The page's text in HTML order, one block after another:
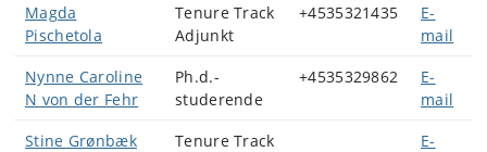
Magda
Pischetola
Tenure Track
Adjunkt
+4535321435
E-
mail
Nynne Caroline
N von der Fehr
Ph.d.-
studerende
+4535329862
E-
mail
Stine Grønbæk
Tenure Track
E-